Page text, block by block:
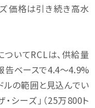
価格は引き続き高水
ついてRCLは、供給量
告ベースで4.4〜4.9%
ルの範囲と見込んでい
・シーズ」（25万800ト